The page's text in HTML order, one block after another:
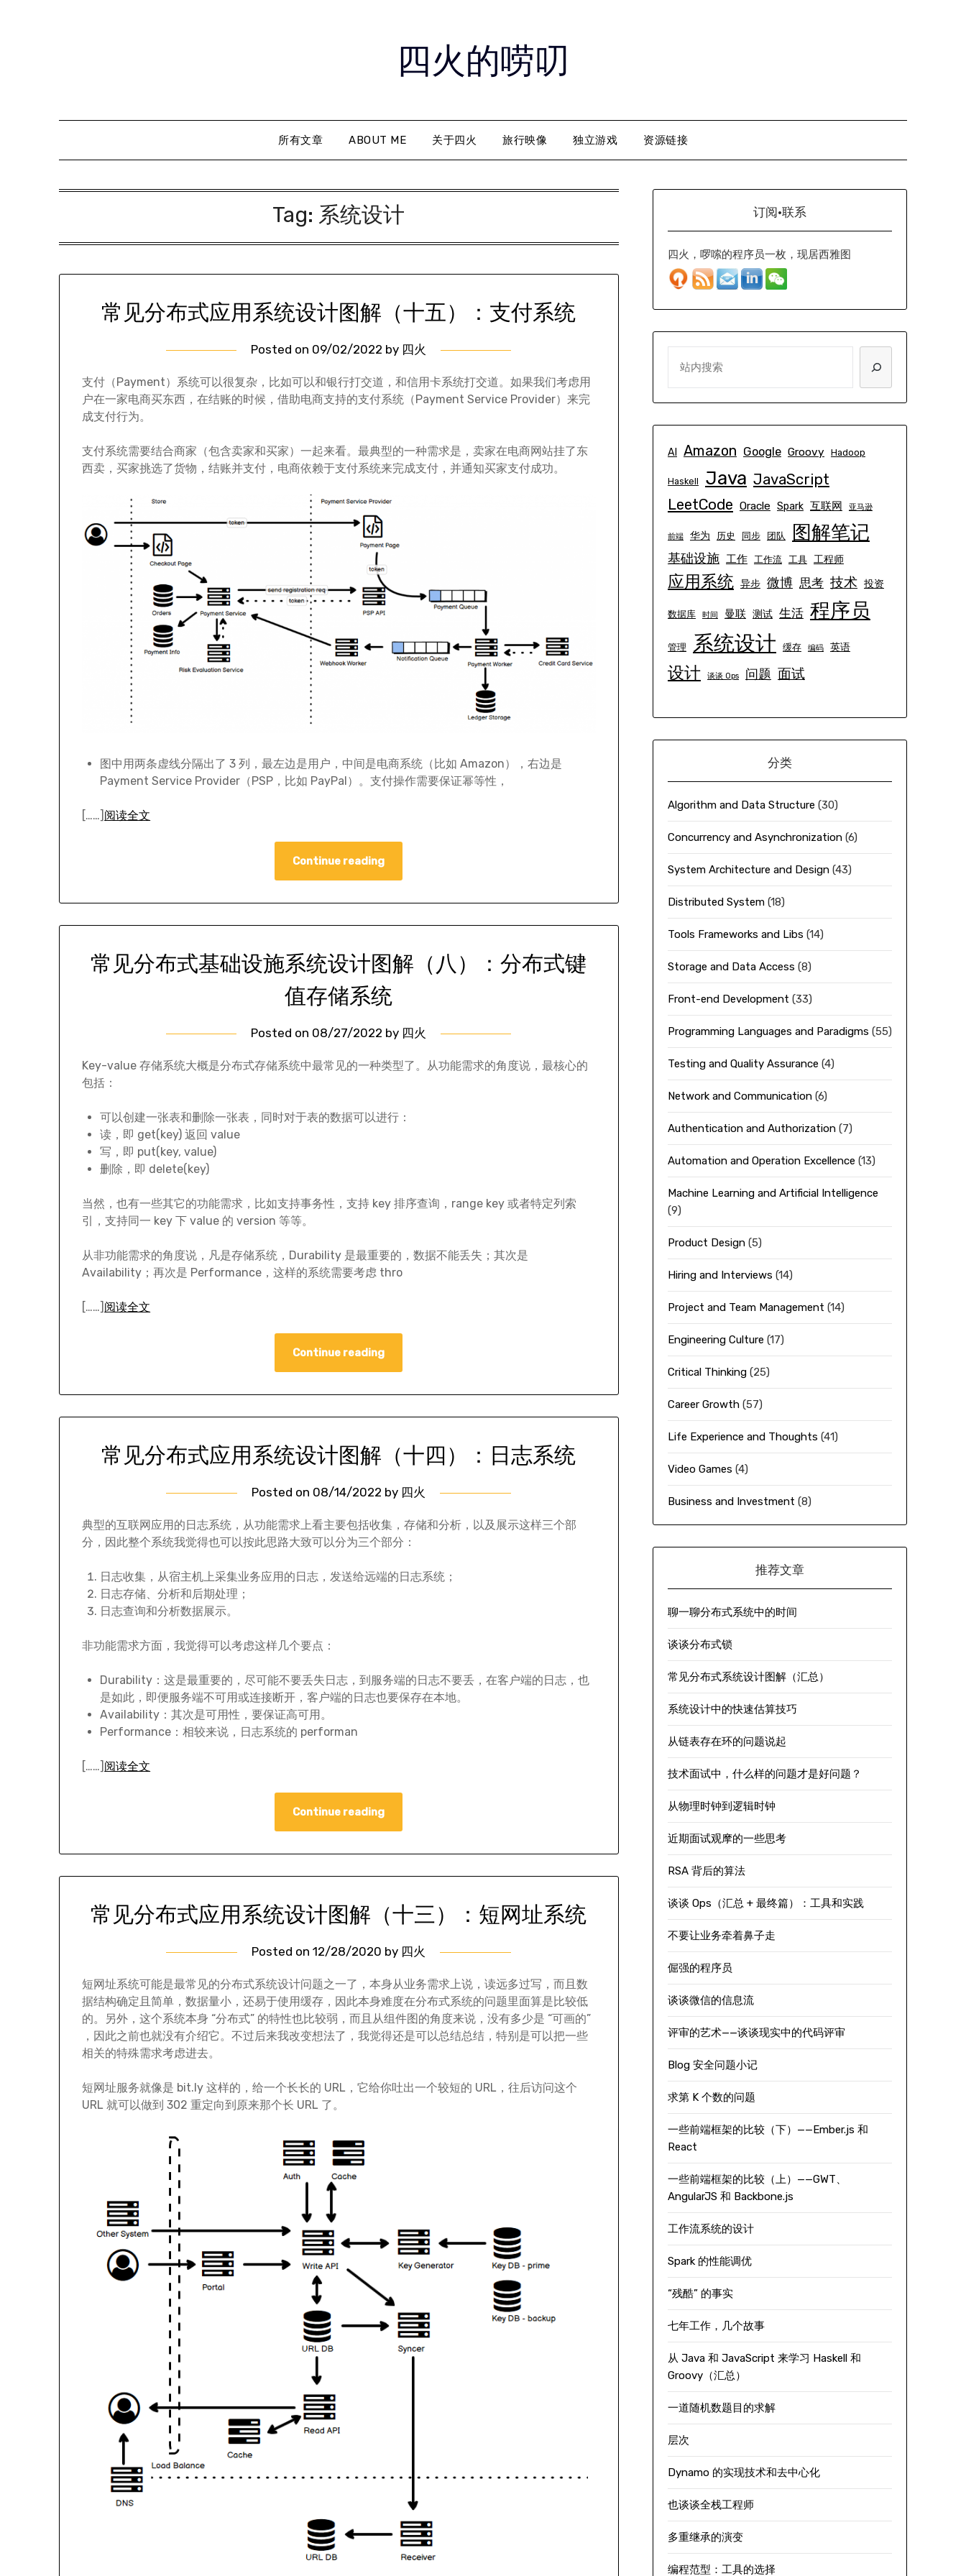
四火的唠叨
所有文章 ABOUT ME 关于四火 旅行映像 独立游戏 资源链接
Tag: 系统设计
常见分布式应用系统设计图解（十五）：支付系统
Posted on 09/02/2022 by 四火
支付（Payment）系统可以很复杂，比如可以和银行打交道，和信用卡系统打交道。如果我们考虑用
户在一家电商买东西，在结账的时候，借助电商支持的支付系统（Payment Service Provider）来完
成支付行为。
支付系统需要结合商家（包含卖家和买家）一起来看。最典型的一种需求是，卖家在电商网站挂了东
西卖，买家挑选了货物，结账并支付，电商依赖于支付系统来完成支付，并通知买家支付成功。
图中用两条虚线分隔出了 3 列，最左边是用户，中间是电商系统（比如 Amazon），右边是
Payment Service Provider（PSP，比如 PayPal）。支付操作需要保证幂等性，
[……] 阅读全文
Continue reading
常见分布式基础设施系统设计图解（八）：分布式键
值存储系统
Posted on 08/27/2022 by 四火
Key-value 存储系统大概是分布式存储系统中最常见的一种类型了。从功能需求的角度说，最核心的
包括：
可以创建一张表和删除一张表，同时对于表的数据可以进行：
读，即 get(key) 返回 value
写，即 put(key, value)
删除，即 delete(key)
当然，也有一些其它的功能需求，比如支持事务性，支持 key 排序查询，range key 或者特定列索
引，支持同一 key 下 value 的 version 等等。
从非功能需求的角度说，凡是存储系统，Durability 是最重要的，数据不能丢失；其次是
Availability；再次是 Performance，这样的系统需要考虑 thro
[……] 阅读全文
Continue reading
常见分布式应用系统设计图解（十四）：日志系统
Posted on 08/14/2022 by 四火
典型的互联网应用的日志系统，从功能需求上看主要包括收集，存储和分析，以及展示这样三个部
分，因此整个系统我觉得也可以按此思路大致可以分为三个部分：
日志收集，从宿主机上采集业务应用的日志，发送给远端的日志系统；
日志存储、分析和后期处理；
日志查询和分析数据展示。
非功能需求方面，我觉得可以考虑这样几个要点：
Durability：这是最重要的，尽可能不要丢失日志，到服务端的日志不要丢，在客户端的日志，也
是如此，即便服务端不可用或连接断开，客户端的日志也要保存在本地。
Availability：其次是可用性，要保证高可用。
Performance：相较来说，日志系统的 performan
[……] 阅读全文
Continue reading
常见分布式应用系统设计图解（十三）：短网址系统
Posted on12/28/2020 by 四火
短网址系统可能是最常见的分布式系统设计问题之一了，本身从业务需求上说，读远多过写，而且数
据结构确定且简单，数据量小，还易于使用缓存，因此本身难度在分布式系统的问题里面算是比较低
的。另外，这个系统本身 “分布式” 的特性也比较弱，而且从组件图的角度来说，没有多少是 “可画的”
，因此之前也就没有介绍它。不过后来我改变想法了，我觉得还是可以总结总结，特别是可以把一些
相关的特殊需求考虑进去。
短网址服务就像是 bit.ly 这样的，给一个长长的 URL，它给你吐出一个较短的 URL，往后访问这个
URL 就可以做到 302 重定向到原来那个长 URL 了。
订阅·联系
四火，啰嗦的程序员一枚，现居西雅图
AI Amazon Google Groovy Hadoop
Haskell Java JavaScript
LeetCode Oracle Spark 互联网 亚马逊
前端 华为 历史 同步 团队 图解笔记
基础设施 工作 工作流 工具 工程师
应用系统 异步 微博 思考 技术 投资
数据库 时间 曼联 测试 生活 程序员
管理 系统设计 缓存 编码 英语
设计 谈谈 Ops 问题 面试
分类
Algorithm and Data Structure (30)
Concurrency and Asynchronization(6)
System Architecture and Design(43)
Distributed System(18)
Tools Frameworks and Libs (14)
Storage and Data Access (8)
Front-end Development (33)
Programming Languages and Paradigms (55)
Testing and Quality Assurance (4)
Network and Communication(6)
Authentication and Authorization(7)
Automation and Operation Excellence (13)
Machine Learning and Artificial Intelligence
(9)
Product Design(5)
Hiring and Interviews (14)
Project and Team Management (14)
Engineering Culture (17)
Critical Thinking(25)
Career Growth(57)
Life Experience and Thoughts (41)
Video Games (4)
Business and Investment (8)
推荐文章
聊一聊分布式系统中的时间
谈谈分布式锁
常见分布式系统设计图解（汇总）
系统设计中的快速估算技巧
从链表存在环的问题说起
技术面试中，什么样的问题才是好问题？
从物理时钟到逻辑时钟
近期面试观摩的一些思考
RSA 背后的算法
谈谈 Ops（汇总 + 最终篇）：工具和实践
不要让业务牵着鼻子走
倔强的程序员
谈谈微信的信息流
评审的艺术——谈谈现实中的代码评审
Blog 安全问题小记
求第 K 个数的问题
一些前端框架的比较（下）——Ember.js 和
React
一些前端框架的比较（上）——GWT、
AngularJS 和 Backbone.js
工作流系统的设计
Spark 的性能调优
“残酷” 的事实
七年工作，几个故事
从 Java 和 JavaScript 来学习 Haskell 和
Groovy（汇总）
一道随机数题目的求解
层次
Dynamo 的实现技术和去中心化
也谈谈全栈工程师
多重继承的演变
编程范型：工具的选择